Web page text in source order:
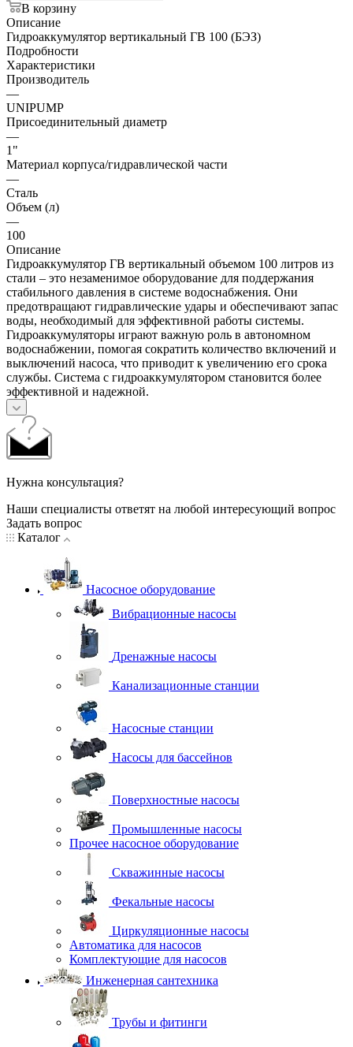
В корзину
Описание
Гидроаккумулятор вертикальный ГВ 100 (БЭЗ)
Подробности
Характеристики
Производитель
—
UNIPUMP
Присоединительный диаметр
—
1"
Материал корпуса/гидравлической части
—
Сталь
Объем (л)
—
100
Описание
Гидроаккумулятор ГВ вертикальный объемом 100 литров из
стали – это незаменимое оборудование для поддержания
стабильного давления в системе водоснабжения. Они
предотвращают гидравлические удары и обеспечивают запас
воды, необходимый для эффективной работы системы.
Гидроаккумуляторы играют важную роль в автономном
водоснабжении, помогая сократить количество включений и
выключений насоса, что приводит к увеличению его срока
службы. Система с гидроаккумулятором становится более
эффективной и надежной.
Нужна консультация?
Наши специалисты ответят на любой интересующий вопрос
Задать вопрос
Каталог
Насосное оборудование
Вибрационные насосы
Дренажные насосы
Канализационные станции
Насосные станции
Насосы для бассейнов
Поверхностные насосы
Промышленные насосы
Прочее насосное оборудование
Скважинные насосы
Фекальные насосы
Циркуляционные насосы
Автоматика для насосов
Комплектующие для насосов
Инженерная сантехника
Трубы и фитинги